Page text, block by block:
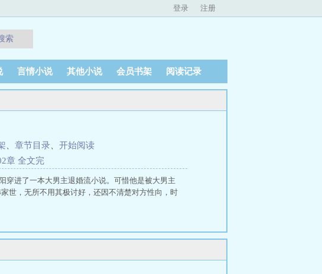
登录 注册
索
言情小说 其他小说 会员书架 阅读记录
章节目录
开始阅读
章 全文完
穿进了一本大男主退婚流小说。可惜他是被大男主
世，无所不用其极讨好，还因不清楚对方性向，时